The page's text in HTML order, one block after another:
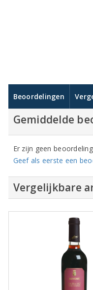
Beoordelingen
Gemiddelde
Er zijn geen
Geef als eerste een
Vergelijkbare